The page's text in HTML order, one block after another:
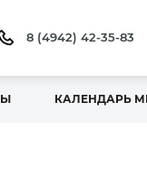
8 (4942) 42-35-83
КАЛЕНДАРЬ